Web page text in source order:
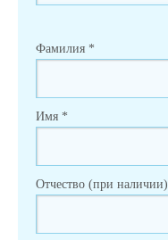
Фамилия *
Имя *
Отчество (при наличии)